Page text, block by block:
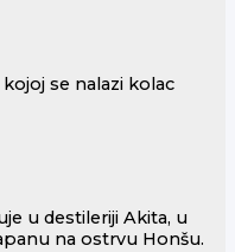
u destileriji Akita, u
na ostrvu Honšu.